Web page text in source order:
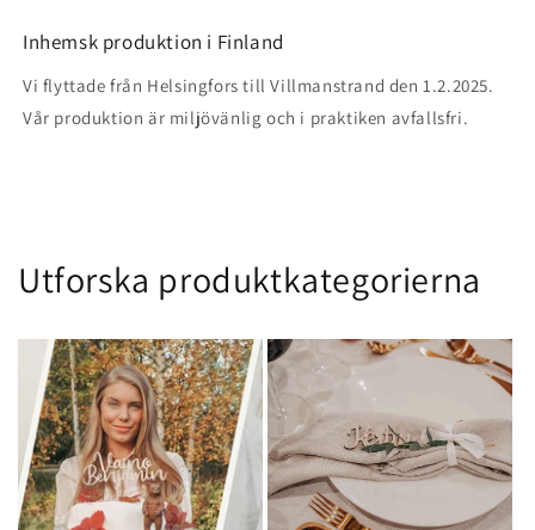
Inhemsk produktion i Finland
Vi flyttade från Helsingfors till Villmanstrand den 1.2.2025.
Vår produktion är miljövänlig och i praktiken avfallsfri.
Utforska produktkategorierna